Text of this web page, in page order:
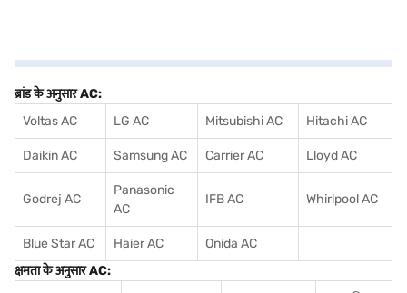
ब्रांड के अनुसार AC:
Voltas AC
LG AC Mitsubishi AC Hitachi AC
Daikin AC Samsung AC Carrier AC Lloyd AC
Godrej AC
Panasonic
AC
IFB AC Whirlpool AC
Blue Star AC Haier AC
Onida AC
क्षमता के अनुसार AC: